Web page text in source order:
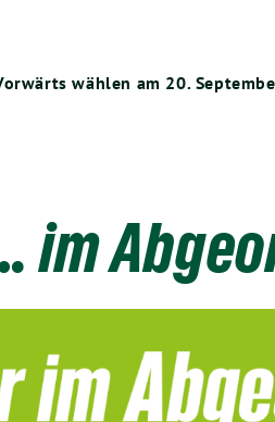
wählen am 20.
im